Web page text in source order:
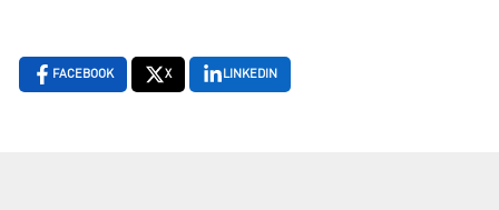
FACEBOOK X LINKEDIN